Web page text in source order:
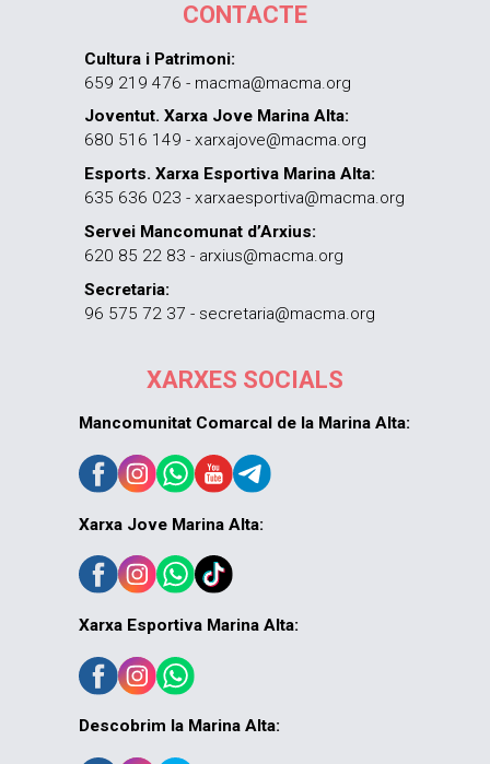
CONTACTE
Cultura i Patrimoni:
659 219 476 - macma@macma.org
Joventut. Xarxa Jove Marina Alta:
680 516 149 - xarxajove@macma.org
Esports. Xarxa Esportiva Marina Alta:
635 636 023 - xarxaesportiva@macma.org
Servei Mancomunat d’Arxius:
620 85 22 83 - arxius@macma.org
Secretaria:
96 575 72 37 - secretaria@macma.org
XARXES SOCIALS
Mancomunitat Comarcal de la Marina Alta:
Xarxa Jove Marina Alta:
Xarxa Esportiva Marina Alta:
Descobrim la Marina Alta: